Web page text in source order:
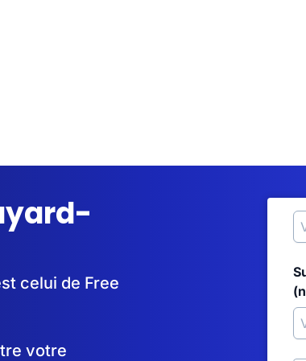
celui de Free
votre